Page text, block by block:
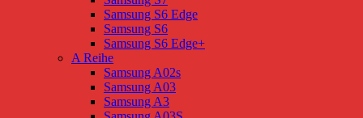
Samsung S6 Edge
Samsung S6
Samsung S6 Edge+
A Reihe
Samsung A02s
Samsung A03
Samsung A3